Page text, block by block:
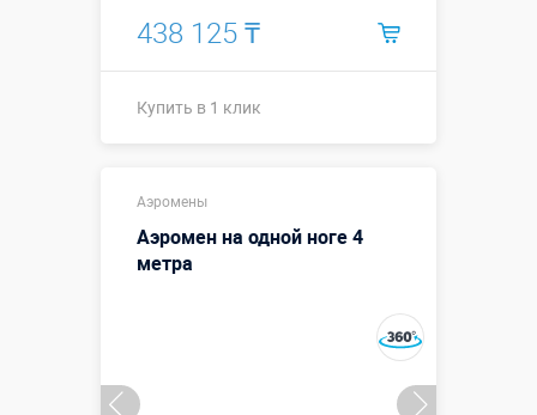
438 125 ₸
Купить в 1 клик
Аэромены
Аэромен на одной ноге 4
метра